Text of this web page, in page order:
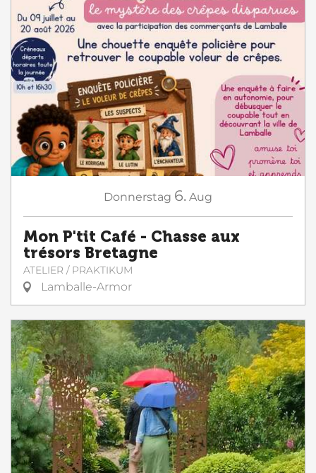
Donnerstag 6. Aug
Mon P'tit Café - Chasse aux
trésors Bretagne
ATELIER / PRAKTIKUM
Lamballe-Armor